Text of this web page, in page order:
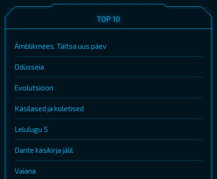
TOP 10
Ämblikmees. Täitsa uus päev
Odüsseia
Evolutsioon
Käsilased ja koletised
Lelulugu 5
Dante käsikirja jälil
Vaiana